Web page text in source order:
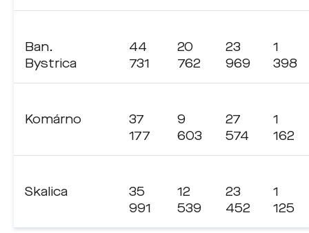
Ban.
Bystrica
44
731
20
762
23
969
1
398
Komárno
37
177
9
603
27
574
1
162
Skalica
35
991
12
539
23
452
1
125